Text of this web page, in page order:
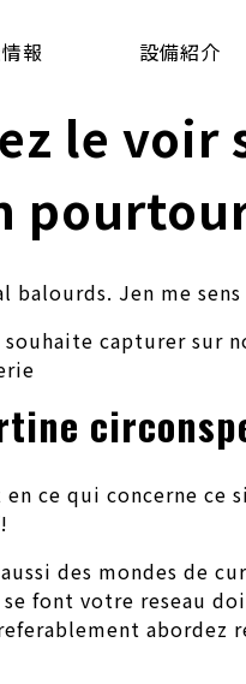
報 設備紹介
le
Jen me
capturer sur
ce qui concerne
des mondes de
font votre reseau